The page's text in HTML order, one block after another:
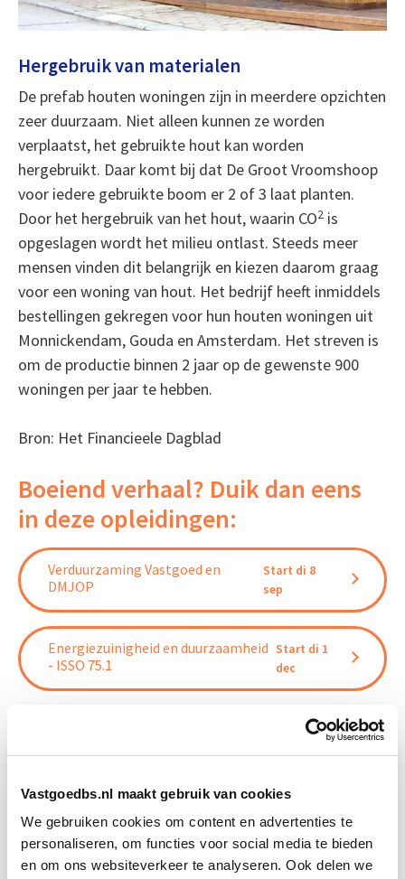
Vastgoedbs.nl maakt gebruik van cookies
We gebruiken cookies om content en advertenties te
personaliseren, om functies voor social media te bieden
en om ons websiteverkeer te analyseren. Ook delen we
Hergebruik van materialen
De prefab houten woningen zijn in meerdere opzichten
zeer duurzaam. Niet alleen kunnen ze worden
verplaatst, het gebruikte hout kan worden
hergebruikt. Daar komt bij dat De Groot Vroomshoop
voor iedere gebruikte boom er 2 of 3 laat planten.
Door het hergebruik van het hout, waarin CO2is
opgeslagen wordt het milieu ontlast. Steeds meer
mensen vinden dit belangrijk en kiezen daarom graag
voor een woning van hout. Het bedrijf heeft inmiddels
bestellingen gekregen voor hun houten woningen uit
Monnickendam, Gouda en Amsterdam. Het streven is
om de productie binnen 2 jaar op de gewenste 900
woningen per jaar te hebben.
Bron: Het Financieele Dagblad
Boeiend verhaal? Duik dan eens
in deze opleidingen:
Verduurzaming Vastgoed en
DMJOP
Start di 8
sep
Energiezuinigheid en duurzaamheid
- ISSO 75.1
Start di 1
dec
Relevant bij dit artikel
Circulair Bouwen